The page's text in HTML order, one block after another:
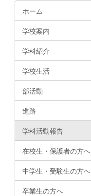
ホーム
学校案内
学科紹介
学校生活
部活動
進路
学科活動報告
在校生・保護者の方へ
中学生・受験生の方へ
卒業生の方へ